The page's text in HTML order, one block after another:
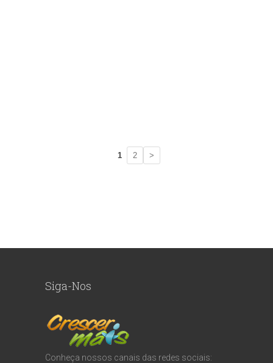
1 2 >
Siga-Nos
Conheça nossos canais das redes sociais: